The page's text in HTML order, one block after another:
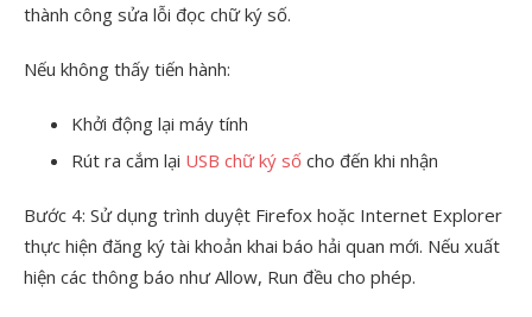
thành công sửa lỗi đọc chữ ký số.
Nếu không thấy tiến hành:
Khởi động lại máy tính
Rút ra cắm lại USB chữ ký số cho đến khi nhận
Bước 4: Sử dụng trình duyệt Firefox hoặc Internet Explorer
thực hiện đăng ký tài khoản khai báo hải quan mới. Nếu xuất
hiện các thông báo như Allow, Run đều cho phép.